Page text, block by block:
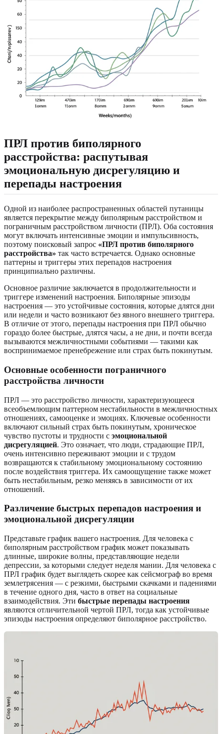
ПРЛ против биполярного
расстройства: распутывая
эмоциональную дисрегуляцию и
перепады настроения
Одной из наиболее распространенных областей путаницы
является перекрытие между биполярным расстройством и
пограничным расстройством личности (ПРЛ). Оба состояния
могут включать интенсивные эмоции и импульсивность,
поэтому поисковый запрос «ПРЛ против биполярного
расстройства» так часто встречается. Однако основные
паттерны и триггеры этих перепадов настроения
принципиально различны.
Основное различие заключается в продолжительности и
триггере изменений настроения. Биполярные эпизоды
настроения — это устойчивые состояния, которые длятся дни
или недели и часто возникают без явного внешнего триггера.
В отличие от этого, перепады настроения при ПРЛ обычно
гораздо более быстрые, длятся часы, а не дни, и почти всегда
вызываются межличностными событиями — такими как
воспринимаемое пренебрежение или страх быть покинутым.
Основные особенности пограничного
расстройства личности
ПРЛ — это расстройство личности, характеризующееся
всеобъемлющим паттерном нестабильности в межличностных
отношениях, самооценке и эмоциях. Ключевые особенности
включают сильный страх быть покинутым, хроническое
чувство пустоты и трудности с эмоциональной
дисрегуляцией. Это означает, что люди, страдающие ПРЛ,
очень интенсивно переживают эмоции и с трудом
возвращаются к стабильному эмоциональному состоянию
после воздействия триггера. Их самоощущение также может
быть нестабильным, резко меняясь в зависимости от их
отношений.
Различение быстрых перепадов настроения и
эмоциональной дисрегуляции
Представьте график вашего настроения. Для человека с
биполярным расстройством график может показывать
длинные, широкие волны, представляющие недели
депрессии, за которыми следует неделя мании. Для человека с
ПРЛ график будет выглядеть скорее как сейсмограф во время
землетрясения — с резкими, быстрыми скачками и падениями
в течение одного дня, часто в ответ на социальные
взаимодействия. Эти быстрые перепады настроения
являются отличительной чертой ПРЛ, тогда как устойчивые
эпизоды настроения определяют биполярное расстройство.